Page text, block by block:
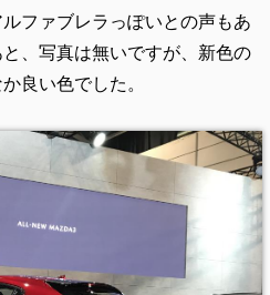
ファブレラっぽいとの声もあ
、写真は無いですが、新色の
良い色でした。